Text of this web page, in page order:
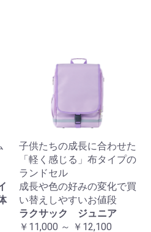
子供たちの成長に合わせた
「軽く感じる」布タイプの
ランドセル
成長や色の好みの変化で買
い替えしやすいお値段
ラクサック ジュニア
￥11,000 ～ ￥12,100